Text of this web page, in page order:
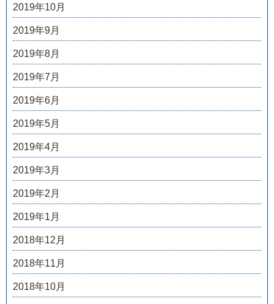
2019年10月
2019年9月
2019年8月
2019年7月
2019年6月
2019年5月
2019年4月
2019年3月
2019年2月
2019年1月
2018年12月
2018年11月
2018年10月